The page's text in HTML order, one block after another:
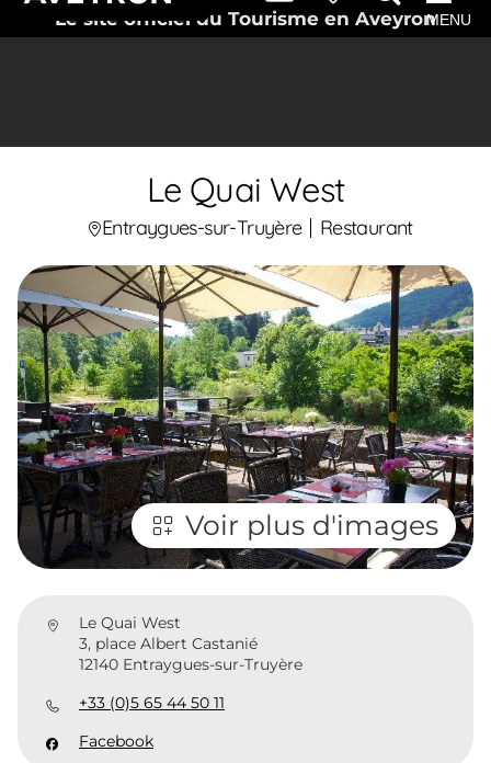
Le site officiel du Tourisme en AveyronMENU
Le Quai West
Entraygues-sur-Truyère Restaurant
Voir plus d'images
Le Quai West
3, place Albert Castanié
12140 Entraygues-sur-Truyère
+33 (0)5 65 44 50 11
Facebook